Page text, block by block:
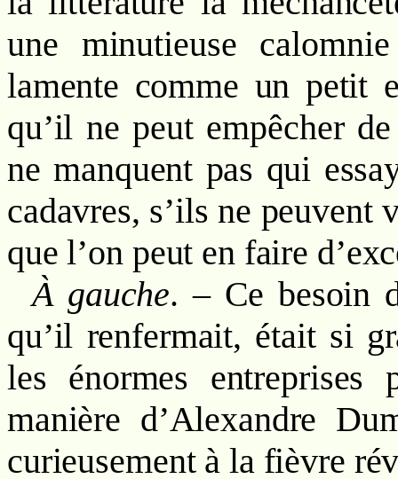
une minutieuse
lamente comme un petit
qu’il ne peut empêcher
ne manquent pas qui
cadavres, s’ils ne peuvent
que l’on peut en faire
À gauche. – Ce besoin
qu’il renfermait, était si
les énormes
manière d’Alexandre
curieusement à la fièvre